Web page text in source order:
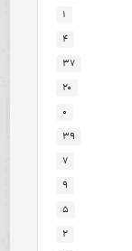
۱
۴
۳۷
۲۰
۰
۳۹
۷
۹
۵
۲